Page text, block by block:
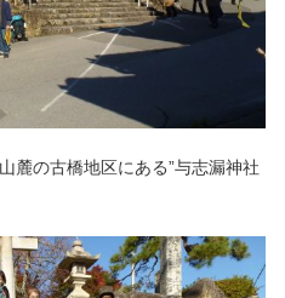
麓の古橋地区にある”与志漏神社